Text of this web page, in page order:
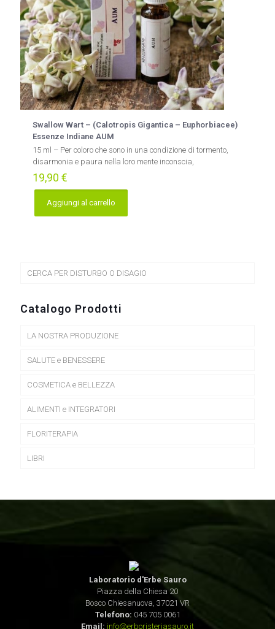
Swallow Wart – (Calotropis Gigantica – Euphorbiacee)
Essenze Indiane AUM
15 ml – Per coloro che sono in una condizione di tormento,
disarmonia e paura nella loro mente inconscia,
19,90 €
Aggiungi al carrello
CERCA PER DISTURBO O DISAGIO
Catalogo Prodotti
LA NOSTRA PRODUZIONE
SALUTE e BENESSERE
COSMETICA e BELLEZZA
ALIMENTI e INTEGRATORI
FLORITERAPIA
LIBRI
Laboratorio d'Erbe Sauro
Piazza della Chiesa 20
Bosco Chiesanuova, 37021 VR
Telefono: 045 705 0061
Email: info@erboristeriasauro.it